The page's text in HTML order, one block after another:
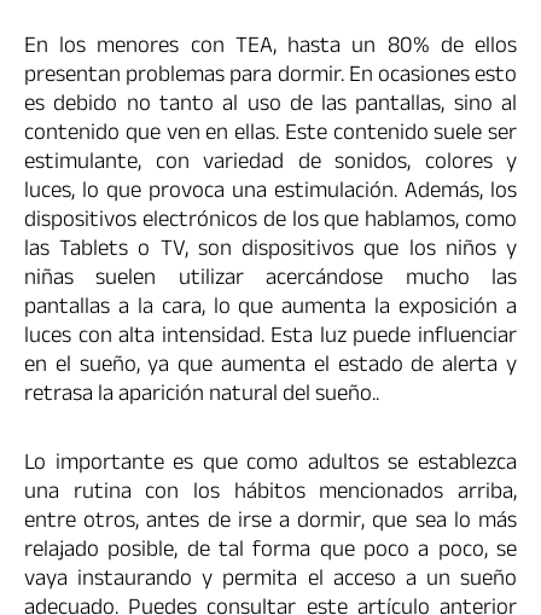
En los menores con TEA, hasta un 80% de ellos
presentan problemas para dormir. En ocasiones esto
es debido no tanto al uso de las pantallas, sino al
contenido que ven en ellas. Este contenido suele ser
estimulante, con variedad de sonidos, colores y
luces, lo que provoca una estimulación. Además, los
dispositivos electrónicos de los que hablamos, como
las Tablets o TV, son dispositivos que los niños y
niñas suelen utilizar acercándose mucho las
pantallas a la cara, lo que aumenta la exposición a
luces con alta intensidad. Esta luz puede influenciar
en el sueño, ya que aumenta el estado de alerta y
retrasa la aparición natural del sueño..
Lo importante es que como adultos se establezca
una rutina con los hábitos mencionados arriba,
entre otros, antes de irse a dormir, que sea lo más
relajado posible, de tal forma que poco a poco, se
vaya instaurando y permita el acceso a un sueño